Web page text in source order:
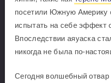
посетили Южную Америку
испытать на себе эффект
Впоследствии аяуаска
никогда не была по-
Сегодня волшебный отвар